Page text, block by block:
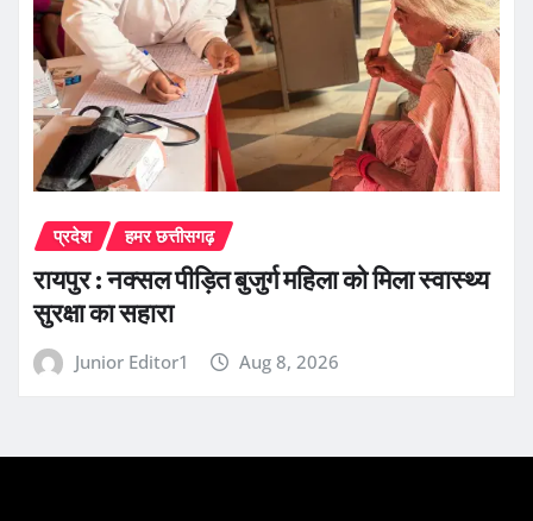
प्रदेश हमर छत्तीसगढ़
रायपुर : नक्सल पीड़ित बुजुर्ग महिला को मिला स्वास्थ्य
सुरक्षा का सहारा
Junior Editor1 Aug 8, 2026